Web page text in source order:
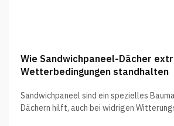
Wie Sandwichpaneel-Dächer
Wetterbedingungen standhalten
Sandwichpaneel sind ein spezielles
Dächern hilft, auch bei widrigen